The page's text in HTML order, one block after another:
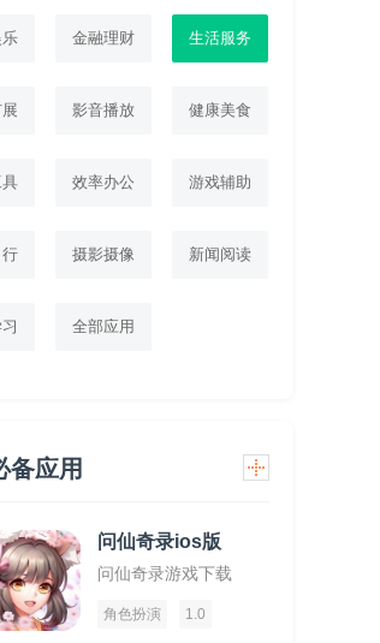
金融理财 生活服务
影音播放 健康美食
效率办公 游戏辅助
摄影摄像 新闻阅读
全部应用
备应用
问仙奇录ios版
问仙奇录游戏下载
角色扮演 1.0